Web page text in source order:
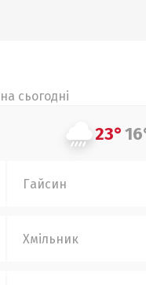
сьогодні
23°
Гайсин
Хмільник